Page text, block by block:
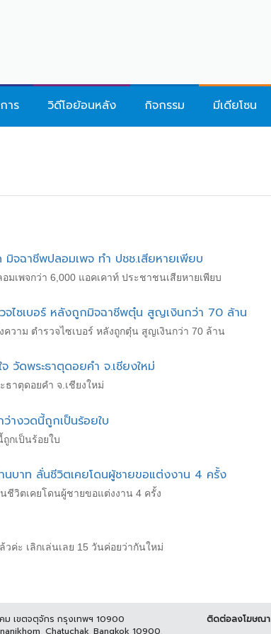
าร วิดีโอย้อนหลัง กิจกรรม มีเดียโซน
จฉาชีพปลอมเพจ ทำ ปชช.เสียหายเพียบ
เพจกว่า 6,000 แอคเคาท์ ประชาชนเสียหายเพียบ
ไซเบอร์ หลังถูกมิจฉาชีพตุ๋น สูญเงินกว่า 70 ล้าน
วาม ตำรวจไซเบอร์ หลังถูกตุ๋น สูญเงินกว่า 70 ล้าน
วัดพระธาตุดอยคำ จ.เชียงใหม่
ธาตุดอยคำ จ.เชียงใหม่
างวดนี้ถูกเป็นร้อยใบ
กเป็นร้อยใบ
บาท ลั่นชีวิตเคยโดนผู้ชายขอแต่งงาน 4 ครั้ง
ชีวิตเคยโดนผู้ชายขอแต่งงาน 4 ครั้ง
ค่ะ เลิกเล่นเลย 15 วันค่อยว่ากันใหม่
ม เขตจตุจักร กรุงเทพฯ 10900
ติดต่อลงโฆษณา